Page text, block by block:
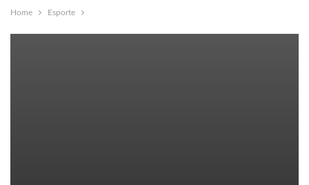
Home Esporte